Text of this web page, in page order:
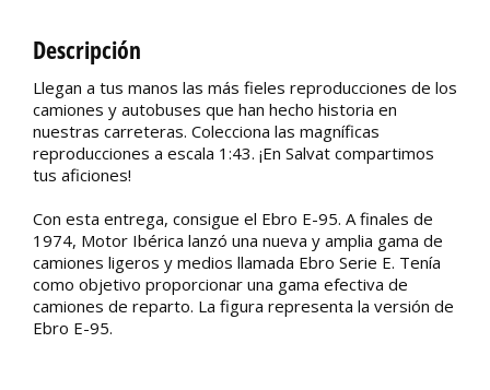
Descripción
Llegan a tus manos las más fieles reproducciones de los
camiones y autobuses que han hecho historia en
nuestras carreteras. Colecciona las magníficas
reproducciones a escala 1:43. ¡En Salvat compartimos
tus aficiones!
Con esta entrega, consigue el Ebro E-95. A finales de
1974, Motor Ibérica lanzó una nueva y amplia gama de
camiones ligeros y medios llamada Ebro Serie E. Tenía
como objetivo proporcionar una gama efectiva de
camiones de reparto. La figura representa la versión de
Ebro E-95.